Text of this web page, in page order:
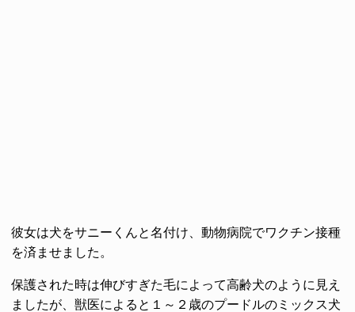
彼女は犬をサニーくんと名付け、動物病院でワクチン接種
を済ませました。
保護された時は伸びすぎた毛によって高齢犬のように見え
ましたが、獣医によると１～２歳のプードルのミックス犬